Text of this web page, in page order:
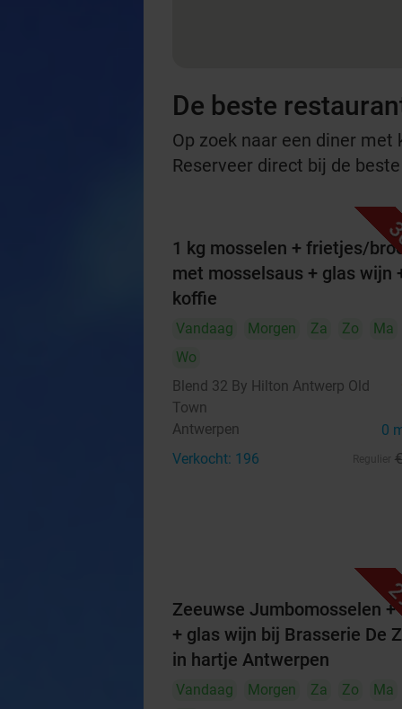
De beste
Op zoek naar een diner
Reserveer direct bij de
1 kg mosselen + frietjes/
met mosselsaus + glas wijn +
koffie
Vandaag Morgen Za Zo Ma
Wo
Blend 32 By Hilton Antwerp Old
Town
Antwerpen 0
Verkocht: 196
Zeeuwse Jumbomosselen
+ glas wijn bij Brasserie De
in hartje Antwerpen
Vandaag Morgen Za Zo Ma